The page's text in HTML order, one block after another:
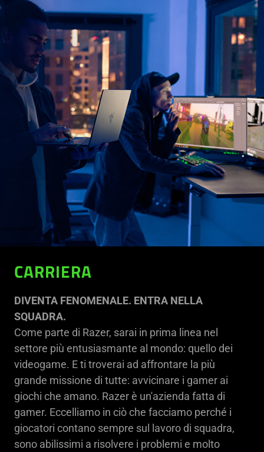
CARRIERA
DIVENTA FENOMENALE. ENTRA NELLA
SQUADRA.
Come parte di Razer, sarai in prima linea nel
settore più entusiasmante al mondo: quello dei
videogame. E ti troverai ad affrontare la più
grande missione di tutte: avvicinare i gamer ai
giochi che amano. Razer è un'azienda fatta di
gamer. Eccelliamo in ciò che facciamo perché i
giocatori contano sempre sul lavoro di squadra,
sono abilissimi a risolvere i problemi e molto